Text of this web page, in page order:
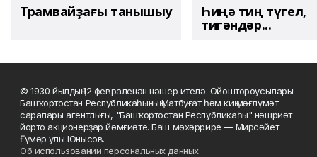
Трамвайҙағы танышыу Һиңә тиң түгел,
тигәндәр...
© 1930 йылдың 12 февраленән нәшер ителә. Ойоштороусылары:
Башҡортостан Республикаһының Матбуғат һәм киң мәғлүмәт
саралары агентлығы, "Башҡортостан Республикаһы" нәшриәт
йорто акционерҙар йәмғиәте. Баш мөхәррире — Мирсәйет
Ғүмәр улы Юнысов.
Об использовании персональных данных